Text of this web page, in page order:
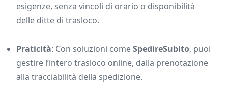
esigenze, senza vincoli di orario o disponibilità
delle ditte di trasloco.
Praticità: Con soluzioni comeSpedireSubito, puoi
gestire l’intero trasloco online, dalla prenotazione
alla tracciabilità della spedizione.